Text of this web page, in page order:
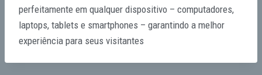
perfeitamente em qualquer dispositivo – computadores,
laptops, tablets e smartphones – garantindo a melhor
experiência para seus visitantes